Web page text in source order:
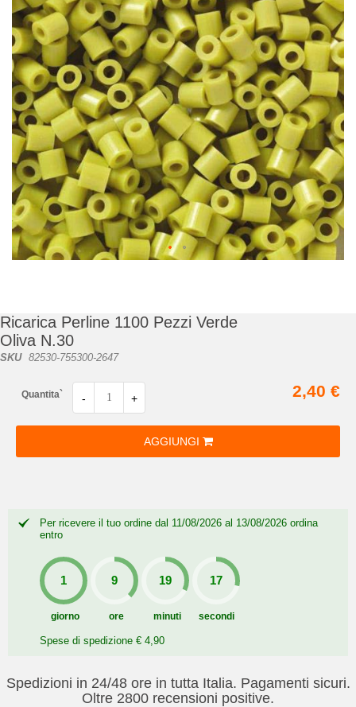
di
immagini
galleria
di
immagini
Ricarica Perline 1100 Pezzi Verde
Oliva N.30
SKU 82530-755300-2647
Quantita` - +
AGGIUNGI
2,40 €
Per ricevere il tuo ordine dal 11/08/2026 al 13/08/2026 ordina
entro
giorno ore minuti secondi
Spese di spedizione € 4,90
Spedizioni in 24/48 ore in tutta Italia. Pagamenti sicuri.
Oltre 2800 recensioni positive.